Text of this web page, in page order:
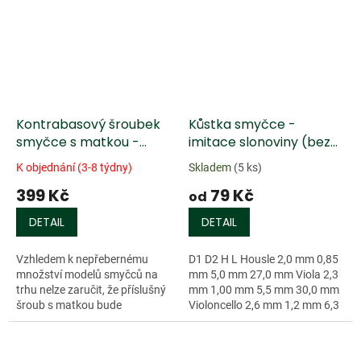
Kontrabasový šroubek
smyčce s matkou -
eben
K objednání (3-8 týdny)
399 Kč
DETAIL
Vzhledem k nepřebernému
množství modelů smyčců na
trhu nelze zaručit, že příslušný
šroub s matkou bude
velikostně odpovídat danému
Kůstka smyčce -
imitace slonoviny (bez
prokladu)
Skladem (5 ks)
od 79 Kč
DETAIL
D1 D2 H L Housle 2,0 mm 0,85
mm 5,0 mm 27,0 mm Viola 2,3
mm 1,00 mm 5,5 mm 30,0 mm
Violoncello 2,6 mm 1,2 mm 6,3
mm 36,5 mm...